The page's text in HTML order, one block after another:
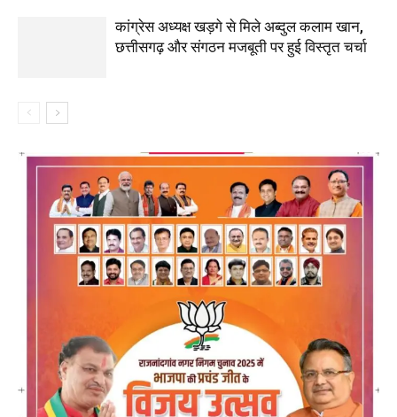
कांग्रेस अध्यक्ष खड़गे से मिले अब्दुल कलाम खान,
छत्तीसगढ़ और संगठन मजबूती पर हुई विस्तृत चर्चा